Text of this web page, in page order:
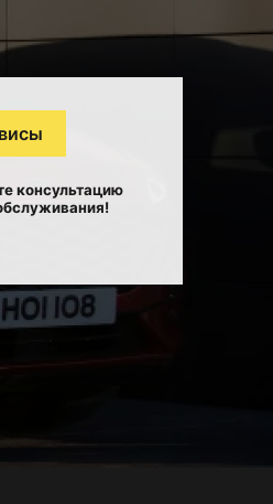
консультацию